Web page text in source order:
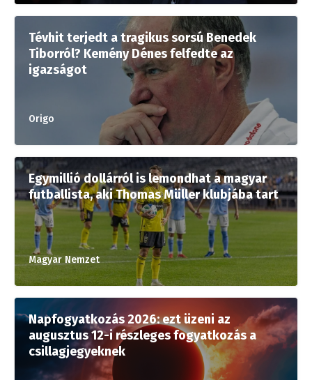
Tévhit terjedt a tragikus sorsú Benedek
Tiborról? Kemény Dénes felfedte az
igazságot
Origo
Egymillió dollárról is lemondhat a magyar
futballista, aki Thomas Müller klubjába tart
Magyar Nemzet
Napfogyatkozás 2026: ezt üzeni az
augusztus 12-i részleges fogyatkozás a
csillagjegyeknek